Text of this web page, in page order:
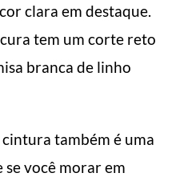
clara em destaque.
tem um corte reto
branca de linho
também é uma
você morar em